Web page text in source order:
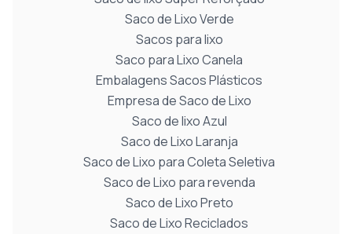
Saco de Lixo Verde
Sacos para lixo
Saco para Lixo Canela
Embalagens Sacos Plásticos
Empresa de Saco de Lixo
Saco de lixo Azul
Saco de Lixo Laranja
Saco de Lixo para Coleta Seletiva
Saco de Lixo para revenda
Saco de Lixo Preto
Saco de Lixo Reciclados